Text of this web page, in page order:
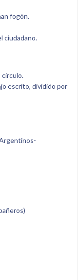
fogón.
ciudadano.
circulo.
escrito, dividido por